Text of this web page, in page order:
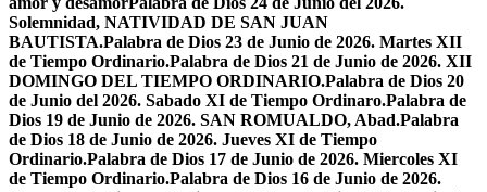
Solemnidad, NATIVIDAD DE SAN JUAN
BAUTISTA.Palabra de Dios 23 de Junio de 2026. Martes XII
de Tiempo Ordinario.Palabra de Dios 21 de Junio de 2026. XII
DOMINGO DEL TIEMPO ORDINARIO.Palabra de Dios 20
de Junio del 2026. Sabado XI de Tiempo Ordinaro.Palabra de
Dios 19 de Junio de 2026. SAN ROMUALDO, Abad.Palabra
de Dios 18 de Junio de 2026. Jueves XI de Tiempo
Ordinario.Palabra de Dios 17 de Junio de 2026. Miercoles XI
de Tiempo Ordinario.Palabra de Dios 16 de Junio de 2026.